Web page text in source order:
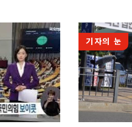
기자의 눈